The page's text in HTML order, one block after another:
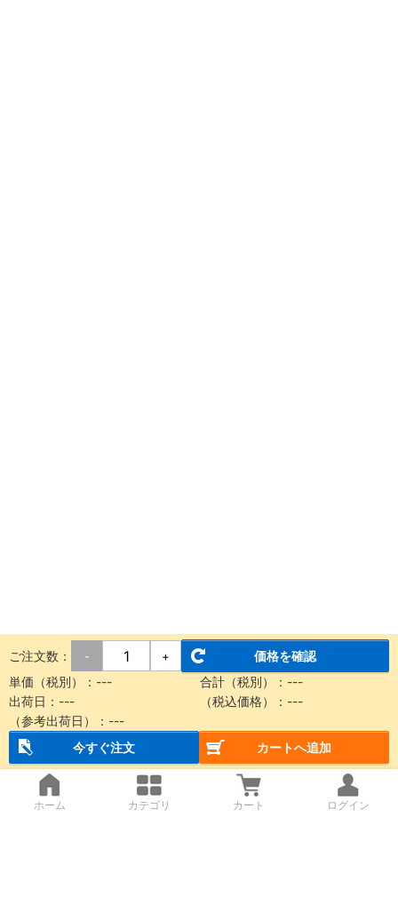
ご注文数： - +
価格を確認
単価（税別）： --- 合計（税別）： ---
出荷日： --- （税込価格）： ---
（参考出荷日）： ---
今すぐ注文
カートへ追加
ホーム カテゴリ カート ログイン